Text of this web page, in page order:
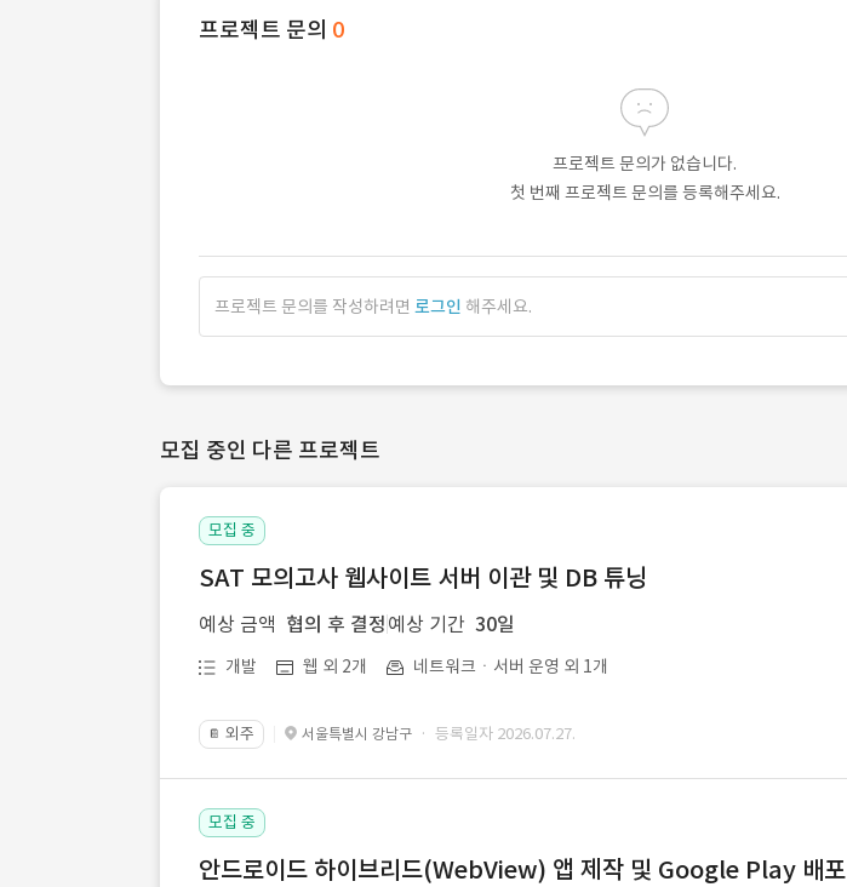
프로젝트 문의 0
프로젝트 문의가 없습니다.
첫 번째 프로젝트 문의를 등록해주세요.
프로젝트 문의를 작성하려면 로그인 해주세요.
모집 중인 다른 프로젝트
모집 중
SAT 모의고사 웹사이트 서버 이관 및 DB 튜닝
예상 금액 협의 후 결정 예상 기간 30일
개발 웹 외 2개 네트워크ㆍ서버 운영 외 1개
📔 외주 서울특별시 강남구 · 등록일자 2026.07.27.
모집 중
안드로이드 하이브리드(WebView) 앱 제작 및 Google Play 배포